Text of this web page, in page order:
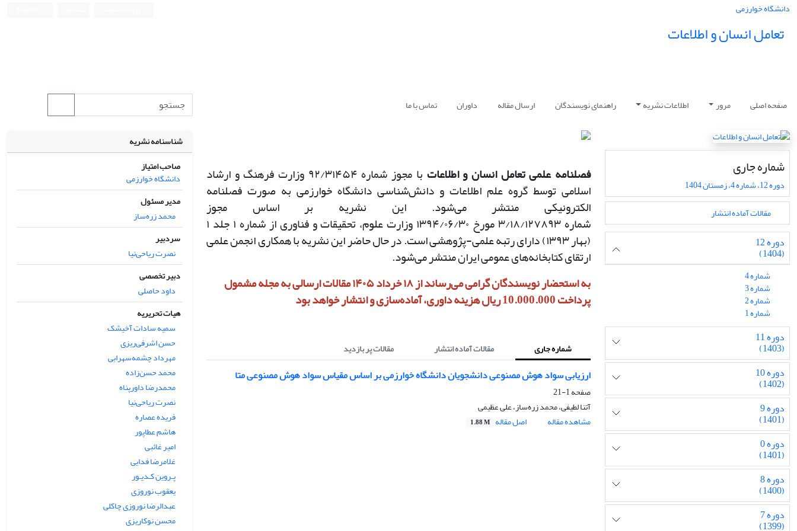
دانشگاه خوارزمی
تعامل انسان و اطلاعات
صفحه اصلی مرور اطلاعات نشریه راهنمای نویسندگان ارسال مقاله داوران تماس با ما
شماره جاری
دوره 12، شماره 4، زمستان 1404
مقالات آماده انتشار
دوره 12
(1404)
شماره 4
شماره 3
شماره 2
شماره 1
دوره 11
(1403)
دوره 10
(1402)
دوره 9
(1401)
دوره 0
(1401)
دوره 8
(1400)
دوره 7
(1399)
فصلنامه علمی تعامل انسان و اطلاعات با مجوز شماره۹۲/۳۱۴۵۴ وزارت فرهنگ و ارشاد
اسلامی توسط گروه علم اطلاعات و دانش‌شناسی دانشگاه خوارزمی به صورت فصلنامه
الکترونیکی منتشر می‌شود. این نشریه بر اساس مجوز
شماره۳/۱۸/۱۲۷۸۹۳مورخ ۱۳۹۴/۰۶/۳۰وزارت علوم، تحقیقات و فناوری از شماره۱جلد ۱
(بهار۱۳۹۳) دارای رتبه علمی-پژوهشی است. در حال حاضر این نشریه با همکاری انجمن علمی
ارتقای کتابخانه‌های عمومی ایران منتشر می‌شود.
به استحضار نویسندگان گرامی می‌رساند از ۱۸ خرداد ۱۴۰۵ مقالات ارسالی به مجله مشمول
پرداخت 10.000.000 ریال هزینه داوری، آماده‌سازی و انتشار خواهد بود
شماره جاری مقالات آماده انتشار مقالات پر بازدید
ارزیابی سواد هوش مصنوعی دانشجویان دانشگاه خوارزمی بر اساس مقیاس سواد هوش مصنوعی متا
صفحه1-21
آتنا لطیفی، محمد زره‌ساز، علی عظیمی
مشاهده مقاله
اصل مقاله 1.88 M
شناسنامه نشریه
صاحب امتیاز
دانشگاه خوارزمی
مدیر مسئول
محمد زره‌ساز
سردبیر
نصرت ریاحی‌نیا
دبیر تخصصی
داود حاصلی
هیات تحریریه
سمیه سادات آخیشک
حسن اشرفی‌ریزی
مهرداد چشمه‌سهرابی
محمد حسن‌زاده
محمدرضا داورپناه
نصرت ریاحی‌نیا
فریده عصاره
هاشم عطاپور
امیر غائبی
غلامرضا فدایی
پـروین کـدیـور
یعقوب نوروزی
عبدالرضا نوروزی چاکلی
محسن نوکاریزی